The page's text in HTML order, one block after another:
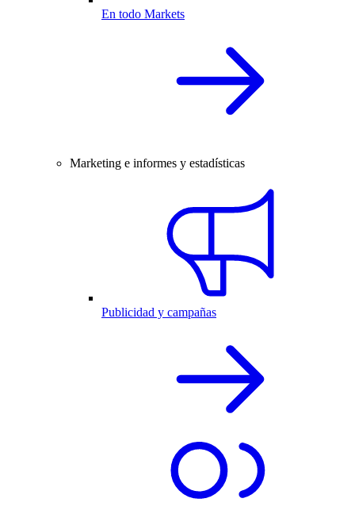
En todo Markets
Marketing e informes y estadísticas
Publicidad y campañas